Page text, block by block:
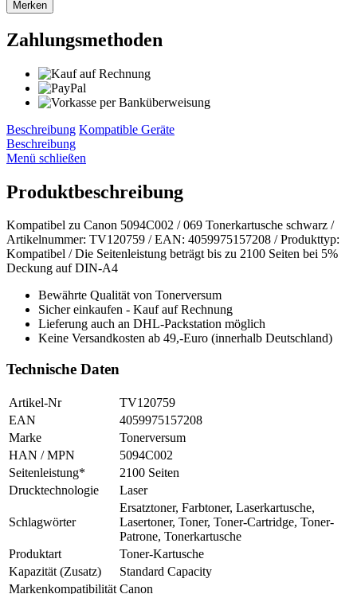
Merken
Zahlungsmethoden
Beschreibung Kompatible Geräte
Beschreibung
Menü schließen
Produktbeschreibung
Kompatibel zu Canon 5094C002 / 069 Tonerkartusche schwarz /
Artikelnummer: TV120759 / EAN: 4059975157208 / Produkttyp:
Kompatibel / Die Seitenleistung beträgt bis zu 2100 Seiten bei 5%
Deckung auf DIN-A4
Bewährte Qualität von Tonerversum
Sicher einkaufen - Kauf auf Rechnung
Lieferung auch an DHL-Packstation möglich
Keine Versandkosten ab 49,-Euro (innerhalb Deutschland)
Technische Daten
Artikel-Nr
TV120759
EAN
4059975157208
Marke
Tonerversum
HAN / MPN
5094C002
Seitenleistung*
2100 Seiten
Drucktechnologie
Laser
Schlagwörter
Ersatztoner, Farbtoner, Laserkartusche,
Lasertoner, Toner, Toner-Cartridge, Toner-
Patrone, Tonerkartusche
Produktart
Toner-Kartusche
Kapazität (Zusatz)
Standard Capacity
Markenkompatibilität Canon